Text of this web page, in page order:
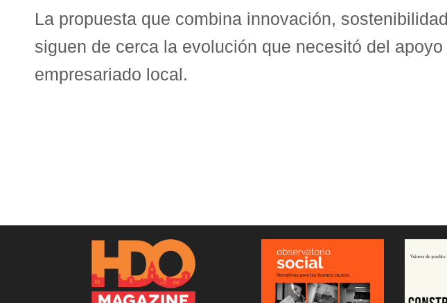
La propuesta que combina innovación,
siguen de cerca la evolución que necesitó del
empresariado local.